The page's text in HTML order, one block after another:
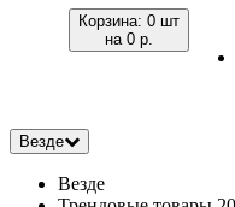
Корзина: 0 шт
на 0 р.
Везде
Везде